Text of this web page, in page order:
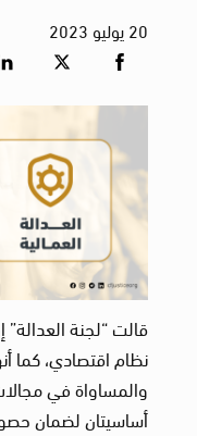
20يوليو 2023
قالت “لجنة
نظام اقتصادي، كما
والمساواة في
أساسيتان لضمان